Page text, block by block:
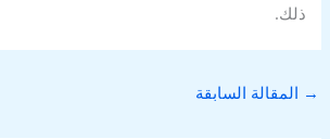
ذلك.
→ المقالة السابقة